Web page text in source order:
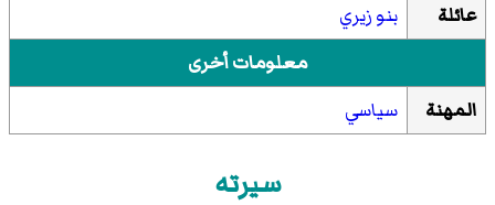
عائلة
بنو زيري
معلومات أخرى
المهنة
سياسي
سيرته